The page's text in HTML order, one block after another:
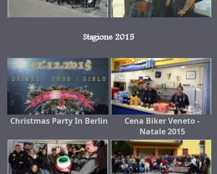
Stagione 2015
Christmas Party In Berlin
Cena Biker Veneto -
Natale 2015